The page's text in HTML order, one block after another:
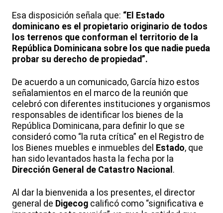
Esa disposición señala que: “El Estado
dominicano es el propietario originario de todos
los terrenos que conforman el territorio de la
República Dominicana sobre los que nadie pueda
probar su derecho de propiedad”.
De acuerdo a un comunicado, García hizo estos
señalamientos en el marco de la reunión que
celebró con diferentes instituciones y organismos
responsables de identificar los bienes de la
República Dominicana, para definir lo que se
consideró como “la ruta crítica” en el Registro de
los Bienes muebles e inmuebles del Estado, que
han sido levantados hasta la fecha por la
Dirección General de Catastro Nacional .
Al dar la bienvenida a los presentes, el director
general de Digecog calificó como “significativa e